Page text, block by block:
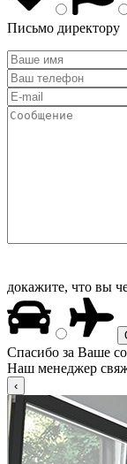
Письмо директору
докажите, что вы
Спасибо за Ваше
Наш менеджер